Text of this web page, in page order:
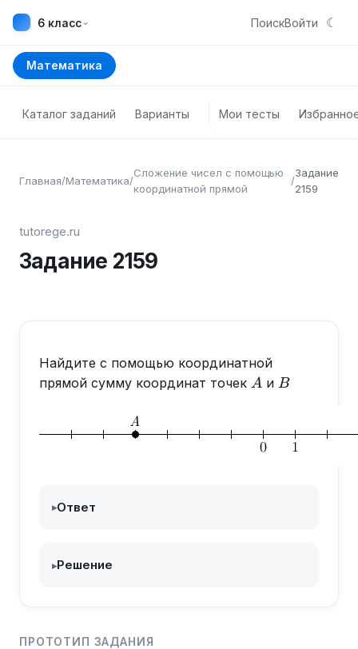
6 класс⌄ ПоискВойти ☾
Математика
Каталог заданий Варианты Мои тесты
Главная/Математика/
Сложение чисел с помощью
координатной прямой
/
Задание
2159
tutorege.ru
Задание 2159
Найдите с помощью координатной
прямой сумму координат точек A
A и B
B
▸Ответ
▸Решение
ПРОТОТИП ЗАДАНИЯ